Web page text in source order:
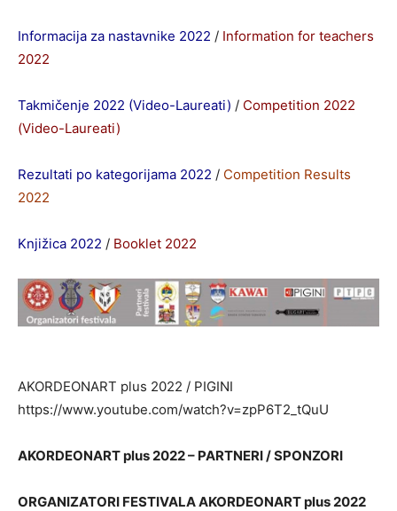
Informacija za nastavnike 2022 / Information for teachers
2022
Takmičenje 2022 (Video-Laureati) / Competition 2022
(Video-Laureati)
Rezultati po kategorijama 2022 / Competition Results
2022
Knjižica 2022 / Booklet 2022
AKORDEONART plus 2022 / PIGINI
https://www.youtube.com/watch?v=zpP6T2_tQuU
AKORDEONART plus 2022 – PARTNERI / SPONZORI
ORGANIZATORI FESTIVALA AKORDEONART plus 2022